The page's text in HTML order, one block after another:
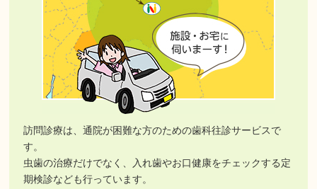
午前9：00～13：00 午後14：30～18：30
最終受付につきましては、17時30分までとなります。
患者様にはご不便おかけいたしますが、ご理解とご協力の程よろし
くお願い致します。
訪問診療は、通院が困難な方のための歯科往診サービスで
す。
虫歯の治療だけでなく、入れ歯やお口健康をチェックする定
期検診なども行っています。